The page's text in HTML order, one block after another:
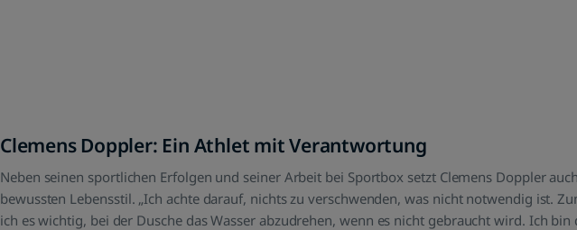
Clemens Doppler: Ein Athlet mit Verantwortung
Neben seinen sportlichen Erfolgen und seiner Arbeit bei Sportbox setzt Clemens Doppler
bewussten Lebensstil. „Ich achte darauf, nichts zu verschwenden, was nicht notwendig ist.
ich es wichtig, bei der Dusche das Wasser abzudrehen, wenn es nicht gebraucht wird. Ich bin